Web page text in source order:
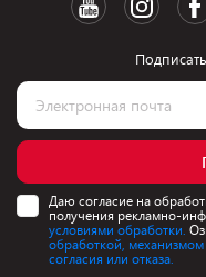
Даю согласие на
получения рекламно-
условиями обработки.
обработкой,
согласия или отказа.